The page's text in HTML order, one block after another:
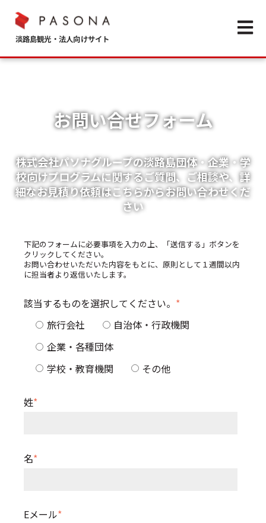
Open
お問い合せフォーム
株式会社パソナグループの淡路島団体・企業・学
校向けプログラムに関するご質問、ご相談や、詳
細なお見積り依頼はこちらからお問い合わせくだ
さい
下記のフォームに必要事項を入力の上、「送信する」ボタンを
クリックしてください。
お問い合わせいただいた内容をもとに、原則として１週間以内
に担当者より返信いたします。
該当するものを選択してください。 *
旅行会社
自治体・行政機関
企業・各種団体
学校・教育機関
その他
姓*
名*
Eメール*